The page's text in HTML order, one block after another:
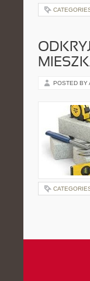
POSTED BY